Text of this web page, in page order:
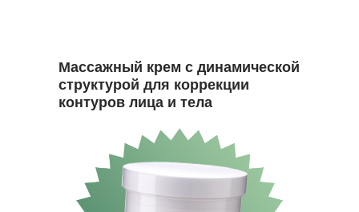
Массажный крем с динамической
структурой для коррекции
контуров лица и тела